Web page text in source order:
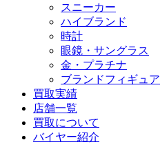
スニーカー
ハイブランド
時計
眼鏡・サングラス
金・プラチナ
ブランドフィギュア
買取実績
店舗一覧
買取について
バイヤー紹介